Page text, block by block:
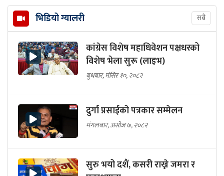
भिडियो ग्यालरी सबै
कांग्रेस विशेष महाधिवेशन पक्षधरको
विशेष भेला सुरू (लाइभ)
बुधबार, मंसिर १०, २०८२
दुर्गा प्रसाईको पत्रकार सम्मेलन
मंगलबार, असोज ७, २०८२
सुरु भयो दशैं, कसरी राख्ने जमरा र